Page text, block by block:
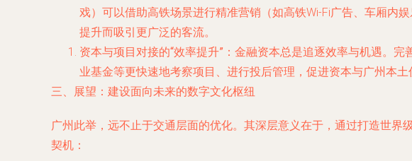
戏）可以借助高铁场景进行精准营销（如高铁Wi-Fi广告、车厢内
提升而吸引更广泛的客流。
资本与项目对接的“效率提升” ：金融资本总是追逐效率与机遇。
业基金等更快速地考察项目、进行投后管理，促进资本与广州本土
三、展望：建设面向未来的数字文化枢纽
广州此举，远不止于交通层面的优化。其深层意义在于，通过打造世
契机：